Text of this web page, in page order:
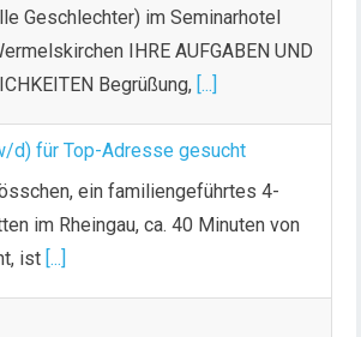
Geschlechter) im Seminarhotel
IHRE AUFGABEN UND
Begrüßung, [...]
d) für Top-Adresse gesucht
ein familiengeführtes 4-
im Rheingau, ca. 40 Minuten von
ist [...]